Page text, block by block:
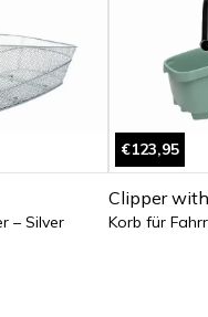
– Silver
€123,95
Clipper
Korb für